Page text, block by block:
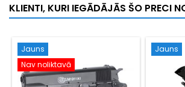
KLIENTI, KURI IEGĀDĀJĀS ŠO PRECI
Jauns
Nav noliktavā
Jauns